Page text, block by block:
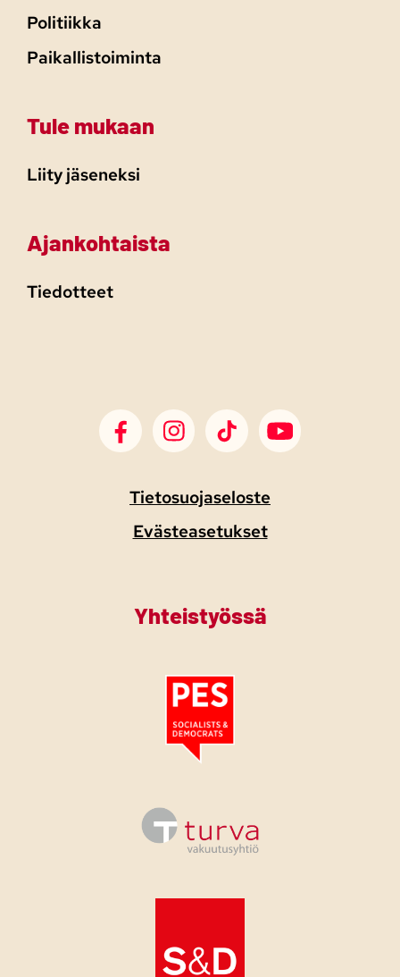
Politiikka
Paikallistoiminta
Tule mukaan
Liity jäseneksi
Ajankohtaista
Tiedotteet
SDP Facebook
SDP Instagram
SDP TikTokSDP Youtube
Tietosuojaseloste
Evästeasetukset
Yhteistyössä
Tutustu PES:n periaatejulistukseen